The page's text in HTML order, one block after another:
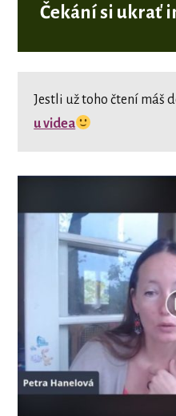
Čekání si ukrať
Jestli už toho čtení máš
u videa